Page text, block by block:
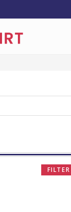
FILTER